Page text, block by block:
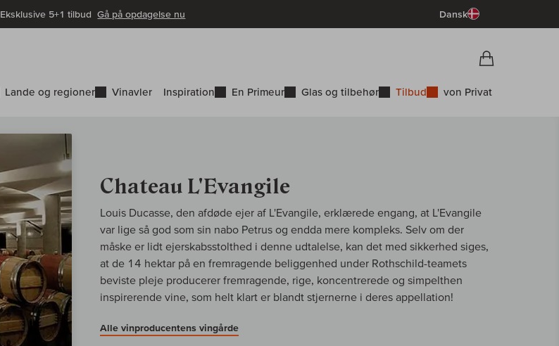
Eksklusive 5+1 tilbudGå på opdagelse nu Dansk
Lande og regioner Vinavler Inspiration En Primeur Glas og tilbehør Tilbud von Privat
Chateau L'Evangile
Louis Ducasse, den afdøde ejer af L'Evangile, erklærede engang, at L'Evangile
var lige så god som sin nabo Petrus og endda mere kompleks. Selv om der
måske er lidt ejerskabsstolthed i denne udtalelse, kan det med sikkerhed siges,
at de 14 hektar på en fremragende beliggenhed under Rothschild-teamets
beviste pleje producerer fremragende, rige, koncentrerede og simpelthen
inspirerende vine, som helt klart er blandt stjernerne i deres appellation!
Alle vinproducentens vingårde